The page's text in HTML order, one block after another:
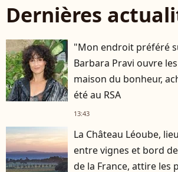
Dernières
"Mon endroit préféré
Barbara Pravi ouvre
maison du bonheur,
été au RSA
13:43
La Château Léoube,
entre vignes et bord
de la France, attire les